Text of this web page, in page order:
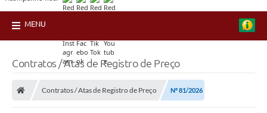
MENU
Contratos / Atas de Registro de Preço
Contratos / Atas de Registro de Preço Nº 81/2026